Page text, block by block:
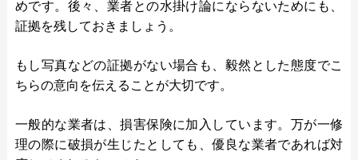
めです。後々、業者との水掛け論にならないためにも、
証拠を残しておきましょう。
もし写真などの証拠がない場合も、毅然とした態度でこ
ちらの意向を伝えることが大切です。
一般的な業者は、損害保険に加入しています。万が一修
理の際に破損が生じたとしても、優良な業者であれば対